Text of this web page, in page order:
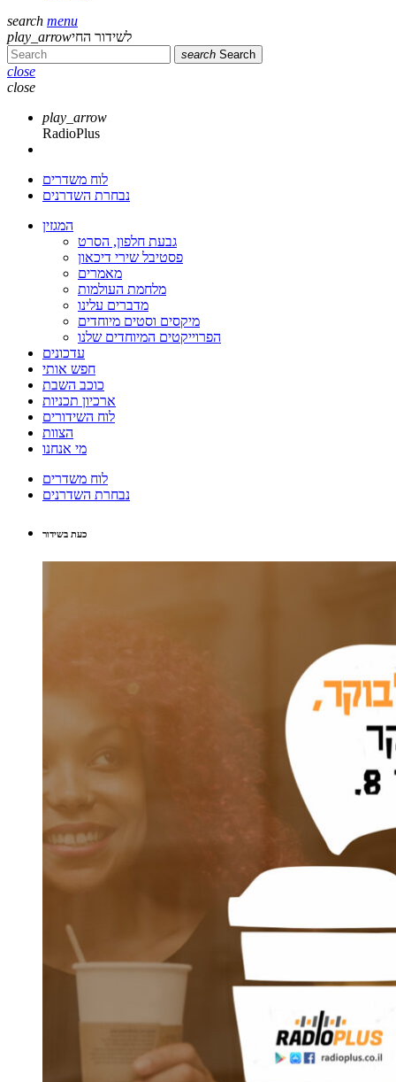
search menu
play_arrowלשידור החי
search Search
close
close
play_arrow
RadioPlus
לוח משדרים
נבחרת השדרנים
המגזין
גבעת חלפון, הסרט
פסטיבל שירי דיכאון
מאמרים
מלחמת העולמות
מדברים עלינו
מיקסים וסטים מיוחדים
הפרוייקטים המיוחדים שלנו
עדכונים
חפש אותי
כוכב השבת
ארכיון תכניות
לוח השידורים
הצוות
מי אנחנו
לוח משדרים
נבחרת השדרנים
כעת בשידור